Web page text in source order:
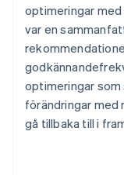
optimeringar
var en
optimeringar
förändringar
gå tillbaka till i